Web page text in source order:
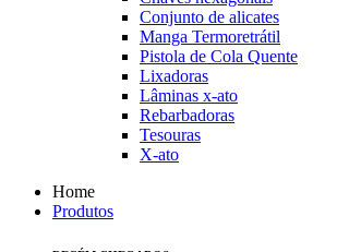
Conjunto de alicates
Manga Termoretrátil
Pistola de Cola Quente
Lixadoras
Lâminas x-ato
Rebarbadoras
Tesouras
X-ato
Home
Produtos